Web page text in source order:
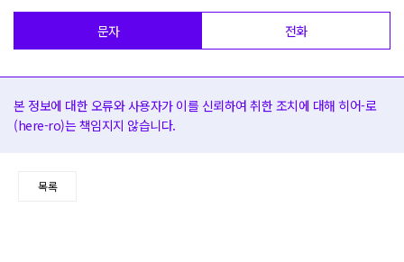
문자 전화
본 정보에 대한 오류와 사용자가 이를 신뢰하여 취한 조치에 대해 히어-로
(here-ro)는 책임지지 않습니다.
목록